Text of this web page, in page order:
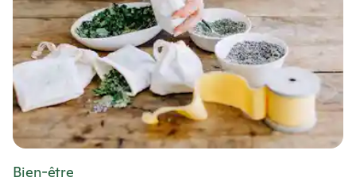
Bien-être